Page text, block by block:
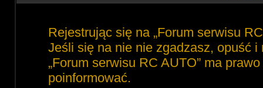
Rejestrując się na „Forum serwisu
Jeśli się na nie nie zgadzasz, opuść i
„Forum serwisu RC AUTO” ma
poinformować.